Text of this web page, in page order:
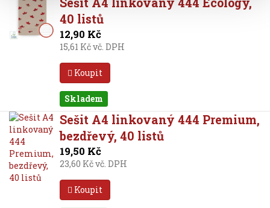
40 listů
12,90 Kč
15,61 Kč vč. DPH
Koupit
Skladem
Sešit A4 linkovaný 444 Premium,
bezdřevý, 40 listů
19,50 Kč
23,60 Kč vč. DPH
Koupit